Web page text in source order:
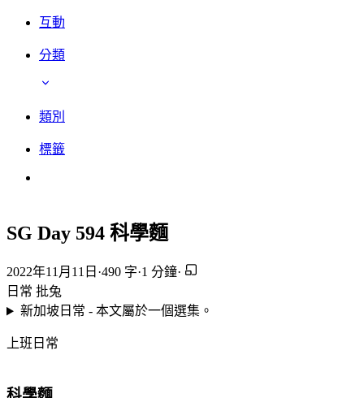
互動
分類
類別
標籤
SG Day 594 科學麵
2022年11月11日 ·490 字·1 分鐘·
日常 批兔
新加坡日常 - 本文屬於一個選集。
上班日常
科學麵